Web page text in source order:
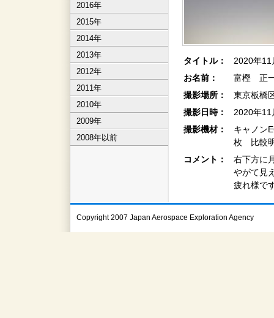
2016年
2015年
2014年
2013年
2012年
2011年
2010年
2009年
2008年以前
タイトル：
2020年11
お名前：
富樫 正
撮影場所：
東京板橋
撮影日時：
2020年
撮影機材：
キャノ
枚 比較
コメント：
右下方に
やがて見
疲れ様で
Copyright 2007 Japan Aerospace Exploration Agency